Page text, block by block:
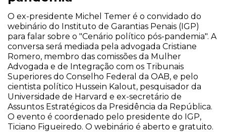
O ex-presidente Michel Temer é o convidado do
webinário do Instituto de Garantias Penais (IGP)
para falar sobre o "Cenário político pós-pandemia". A
conversa será mediada pela advogada Cristiane
Romero, membro das comissões da Mulher
Advogada e de Integração com os Tribunais
Superiores do Conselho Federal da OAB, e pelo
cientista político Hussein Kalout, pesquisador da
Universidade de Harvard e ex-secretário de
Assuntos Estratégicos da Presidência da República.
O evento é coordenado pelo presidente do IGP,
Ticiano Figueiredo. O webinário é aberto e gratuito.